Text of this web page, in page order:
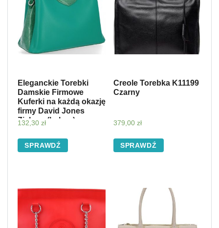
Eleganckie Torebki
Damskie Firmowe
Kuferki na każdą okazję
firmy David Jones
Zielona (kolory)
132,30 zł
SPRAWDŹ
Creole Torebka K11199
Czarny
379,00 zł
SPRAWDŹ